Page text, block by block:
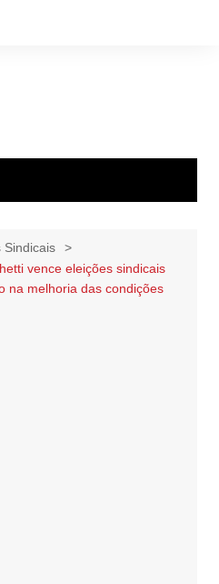
Sindicais
vence eleições sindicais
na melhoria das condições